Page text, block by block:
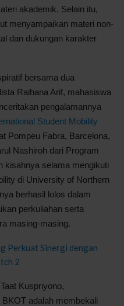
akademik. Selain itu,
menyampaikan materi non-
dan dukungan karakter
bersama dua
Raihana Arif, mahasiswa
pengalamannya
Student Mobility
Pompeu Fabra, Barcelona,
Nashiroh dari Program
kisahnya selama mengikuti
di University of Northern
berhasil lolos dalam
perkuliahan serta
masing-masing.
Perkuat Sinergi dengan
2
Kuspriyono,
adalah membekali